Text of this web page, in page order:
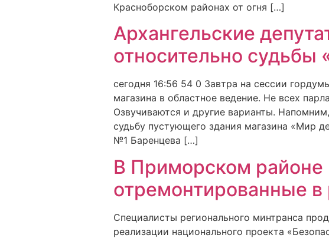
Красноборском районах от огня […]
Архангельские
относительно судьбы
сегодня 16:56 54 0 Завтра на сессии
магазина в областное ведение. Не всех
Озвучиваются и другие варианты.
судьбу пустующего здания магазина «Мир
№1 Баренцева […]
В Приморском районе
отремонтированные в
Специалисты регионального минтранса
реализации национального проекта